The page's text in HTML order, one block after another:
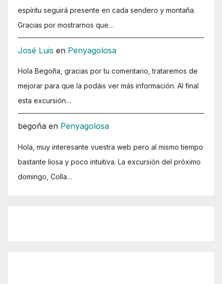
espíritu seguirá presente en cada sendero y montaña.
Gracias por mostrarnos que…
José Luis en Penyagolosa
Hola Begoña, gracias por tu comentario, trataremos de
mejorar para que la podáis ver más información. Al final
esta excursión…
begoña en Penyagolosa
Hola, muy interesante vuestra web pero al mismo tiempo
bastante liosa y poco intuitiva. La excursión del próximo
domingo, Colla…